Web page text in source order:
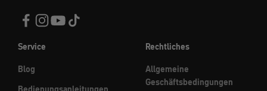
Service
Blog
Rechtliches
Allgemeine
Geschäftsbedingungen